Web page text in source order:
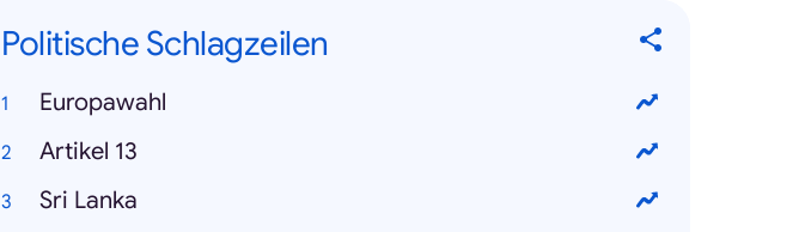
Politische Schlagzeilen
Europawahl
Artikel 13
Sri Lanka